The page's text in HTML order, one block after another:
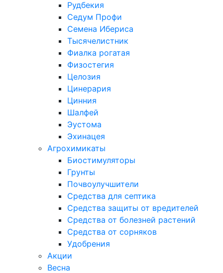
Рудбекия
Седум Профи
Семена Ибериса
Тысячелистник
Фиалка рогатая
Физостегия
Целозия
Цинерария
Цинния
Шалфей
Эустома
Эхинацея
Агрохимикаты
Биостимуляторы
Грунты
Почвоулучшители
Средства для септика
Средства защиты от вредителей
Средства от болезней растений
Средства от сорняков
Удобрения
Акции
Весна